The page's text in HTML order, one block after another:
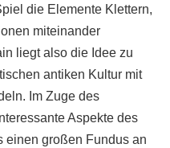
die Elemente Klettern,
miteinander
liegt also die Idee zu
antiken Kultur mit
Im Zuge des
Aspekte des
einen großen Fundus an